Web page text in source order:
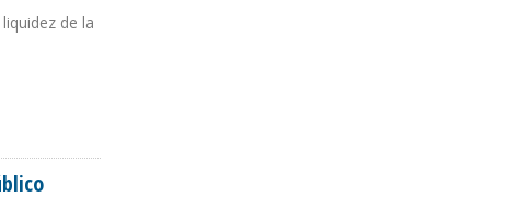
de la